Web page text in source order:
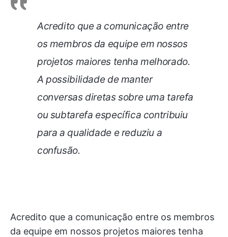
Acredito que a comunicação entre
os membros da equipe em nossos
projetos maiores tenha melhorado.
A possibilidade de manter
conversas diretas sobre uma tarefa
ou subtarefa específica contribuiu
para a qualidade e reduziu a
confusão.
Acredito que a comunicação entre os membros
da equipe em nossos projetos maiores tenha